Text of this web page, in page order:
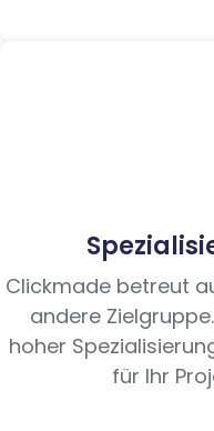
Clickmade betreut
andere
hoher
für Ihr